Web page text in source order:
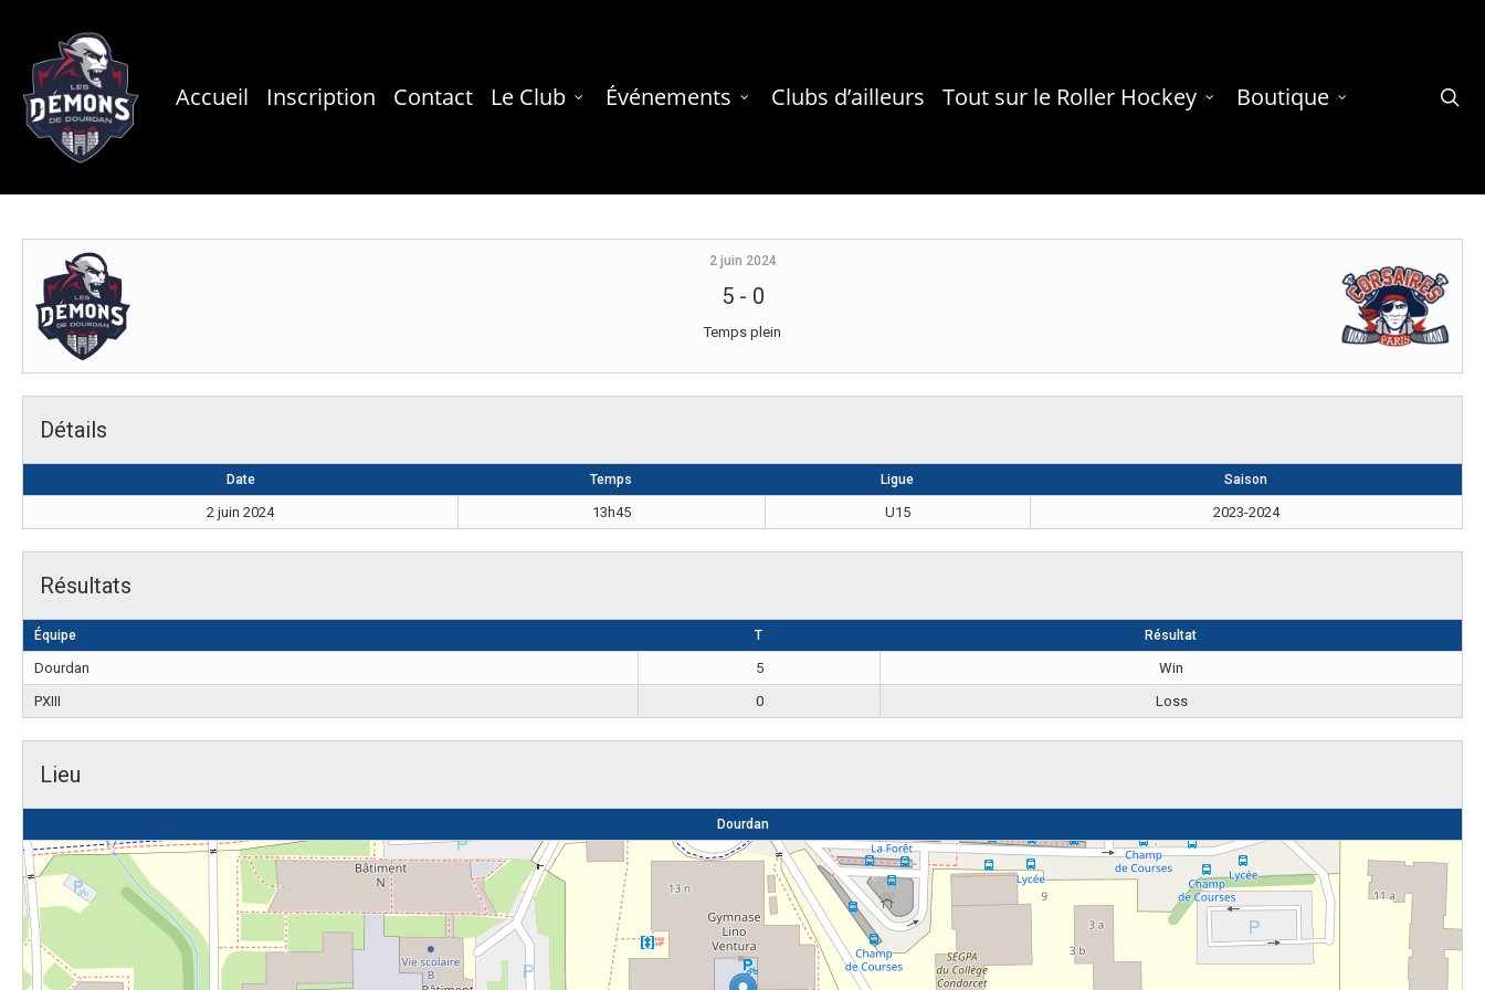
main
content
Accueil Inscription Contact Le Club Événements Clubs d’ailleurs Tout sur le Roller Hockey Boutique
2 juin 2024
5- 0
Temps plein
Détails
Date Temps Ligue Saison
2 juin 2024 13h45 U15 2023-2024
Résultats
Équipe T Résultat
Dourdan 5
Win
PXIII
0 Loss
Lieu
Dourdan